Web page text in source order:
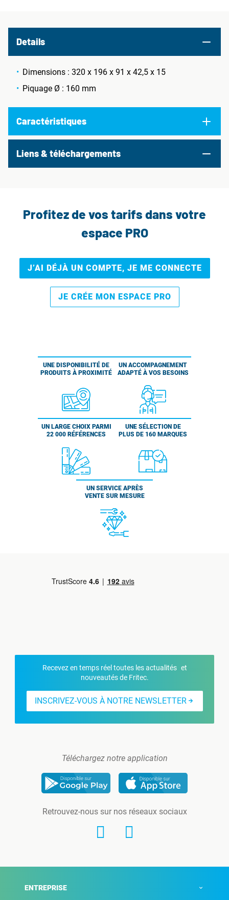
Details
Dimensions : 320 x 196 x 91 x 42,5 x 15
Piquage Ø : 160 mm
Caractéristiques
Liens & téléchargements
Profitez de vos tarifs dans votre
espace PRO
J’AI DÉJÀ UN COMPTE, JE ME CONNECTE
JE CRÉE MON ESPACE PRO
UNE DISPONIBILITÉ DE
PRODUITS À PROXIMITÉ
UN ACCOMPAGNEMENT
ADAPTÉ À VOS BESOINS
UN LARGE CHOIX PARMI
22 000 RÉFÉRENCES
UNE SÉLECTION DE
PLUS DE 160 MARQUES
UN SERVICE APRÈS
VENTE SUR MESURE
Recevez en temps réel toutes les actualités et
nouveautés de Fritec.
INSCRIVEZ-VOUS À NOTRE NEWSLETTER
Téléchargez notre application
Retrouvez-nous sur nos réseaux sociaux
ENTREPRISE